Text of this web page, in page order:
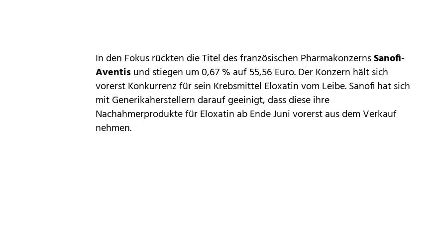
In den Fokus rückten die Titel des französischen PharmakonzernsSanofi-
Aventis und stiegen um 0,67 % auf 55,56 Euro. Der Konzern hält sich
vorerst Konkurrenz für sein Krebsmittel Eloxatin vom Leibe. Sanofi hat sich
mit Generikaherstellern darauf geeinigt, dass diese ihre
Nachahmerprodukte für Eloxatin ab Ende Juni vorerst aus dem Verkauf
nehmen.